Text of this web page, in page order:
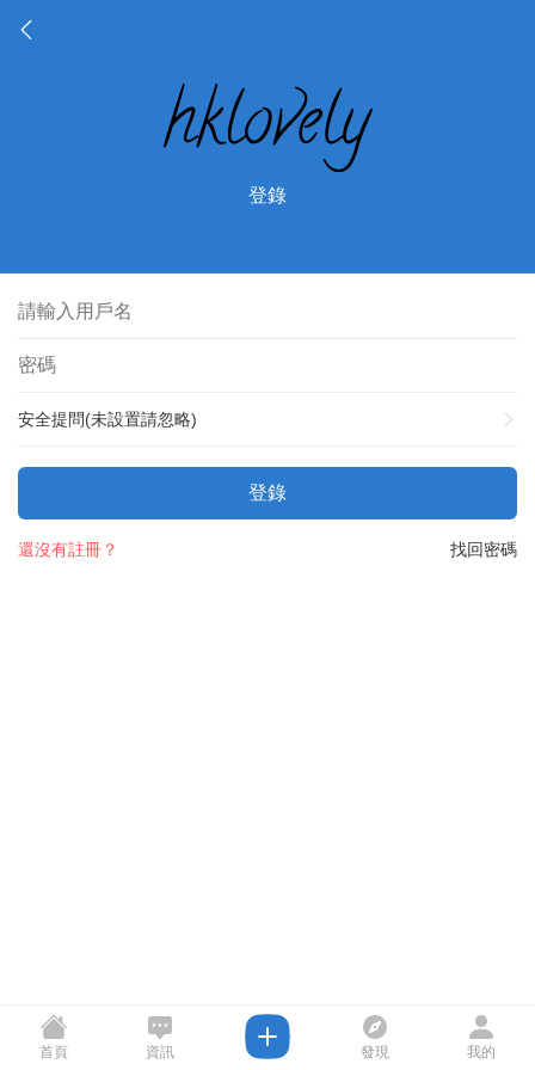
登錄
安全提問(未設置請忽略)
登錄
找回密碼
還沒有註冊？
首頁 資訊 發現 我的